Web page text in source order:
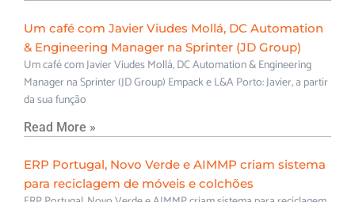
Um café com Javier Viudes Mollá, DC Automation
& Engineering Manager na Sprinter (JD Group)
Um café com Javier Viudes Mollá, DC Automation & Engineering
Manager na Sprinter (JD Group) Empack e L&A Porto: Javier, a partir
da sua função
Read More »
ERP Portugal, Novo Verde e AIMMP criam sistema
para reciclagem de móveis e colchões